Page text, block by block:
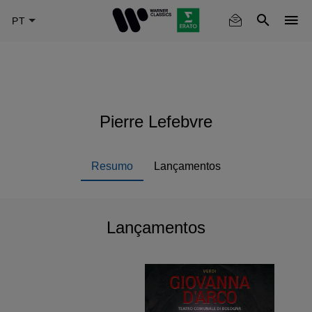
Pierre Lefebvre
Resumo Lançamentos
Lançamentos